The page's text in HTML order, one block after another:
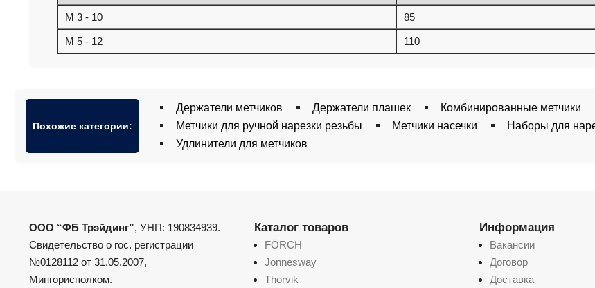
M 3 - 10 85
M 5 - 12 110
Похожие категории:
Держатели метчиков Держатели плашек Комбинированные метчики
Метчики для ручной нарезки резьбы
Метчики насечки Наборы для
Удлинители для метчиков
ООО “ФБ Трэйдинг”, УНП: 190834939.
Свидетельство о гос. регистрации
№0128112 от 31.05.2007,
Мингорисполком.
Каталог товаров
FÖRCH
Jonnesway
Thorvik
Информация
Вакансии
Договор
Доставка